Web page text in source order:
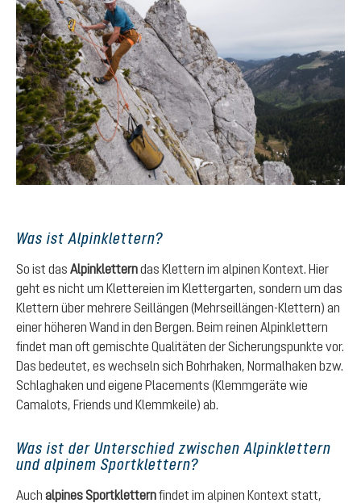
Was ist Alpinklettern?
So ist das Alpinkletterndas Klettern im alpinen Kontext. Hier
geht es nicht um Klettereien im Klettergarten, sondern um das
Klettern über mehrere Seillängen (Mehrseillängen-Klettern) an
einer höheren Wand in den Bergen. Beim reinen Alpinklettern
findet man oft gemischte Qualitäten der Sicherungspunkte vor.
Das bedeutet, es wechseln sich Bohrhaken, Normalhaken bzw.
Schlaghaken und eigene Placements (Klemmgeräte wie
Camalots, Friends und Klemmkeile) ab.
Was ist der Unterschied zwischen Alpinklettern
und alpinem Sportklettern?
Auch alpines Sportkletternfindet im alpinen Kontext statt,